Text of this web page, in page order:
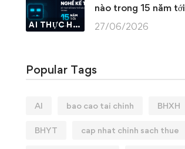
AI THỰC HÀNH
nào trong 15 năm tới
27/06/2026
Popular Tags
AI bao cao tai chinh BHXH
BHYT cap nhat chinh sach thue